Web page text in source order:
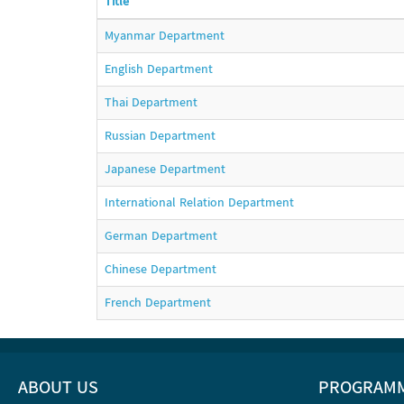
Myanmar Department
English Department
Thai Department
Russian Department
Japanese Department
International Relation Department
German Department
Chinese Department
French Department
ABOUT US